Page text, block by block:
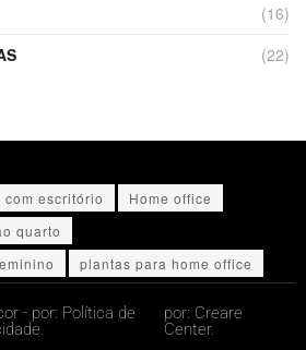
(16)
(22)
escritório
Home office
quarto
plantas para home office
- por: Política de
por: Creare
Center.